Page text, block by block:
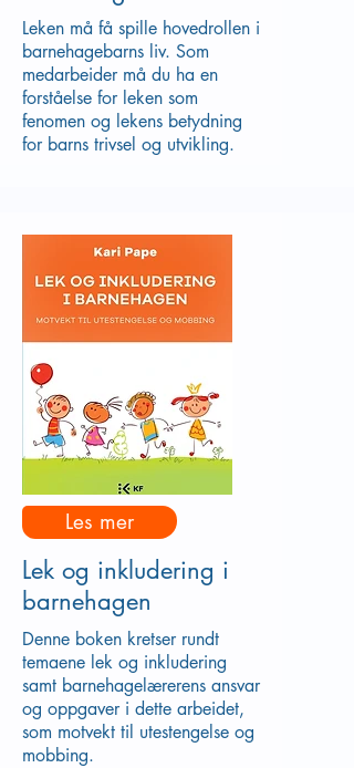
Leken må få spille hovedrollen i
barnehagebarns liv. Som
medarbeider må du ha en
forståelse for leken som
fenomen og lekens betydning
for barns trivsel og utvikling.
Les mer
Lek og inkludering i
barnehagen
Denne boken kretser rundt
temaene lek og inkludering
samt barnehagelærerens ansvar
og oppgaver i dette arbeidet,
som motvekt til utestengelse og
mobbing.